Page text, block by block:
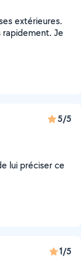
extérieures.
Je
5/5
lui préciser ce
1/5